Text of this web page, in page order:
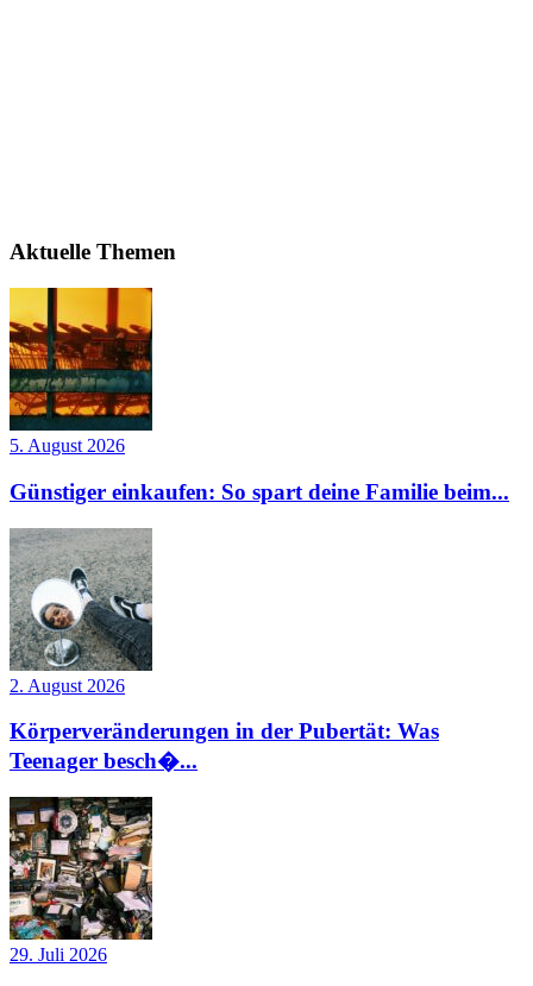
Aktuelle Themen
5. August 2026
Günstiger einkaufen: So spart deine Familie beim...
2. August 2026
Körperveränderungen in der Pubertät: Was
Teenager besch�...
29. Juli 2026